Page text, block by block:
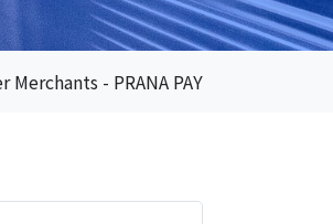
Merchants - PRANA PAY